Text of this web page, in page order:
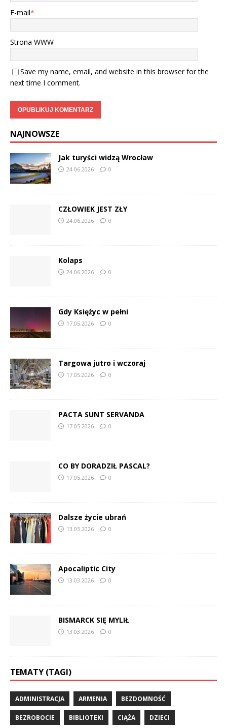
E-mail*
Strona WWW
Save my name, email, and website in this browser for the
next time I comment.
NAJNOWSZE
Jak turyści widzą Wrocław
24.06.2026 0
CZŁOWIEK JEST ZŁY
24.06.2026 0
Kolaps
24.06.2026 0
Gdy Księżyc w pełni
17.05.2026 0
Targowa jutro i wczoraj
17.05.2026 0
PACTA SUNT SERVANDA
17.05.2026 0
CO BY DORADZIŁ PASCAL?
17.05.2026 0
Dalsze życie ubrań
13.03.2026 0
Apocaliptic City
13.03.2026 0
BISMARCK SIĘ MYLIŁ
13.03.2026 0
TEMATY (TAGI)
ADMINISTRACJA ARMENIA BEZDOMNOŚĆ
BEZROBOCIE BIBLIOTEKI CIĄŻA DZIECI